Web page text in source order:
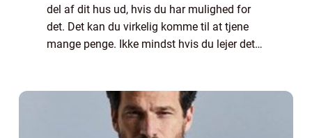
del af dit hus ud, hvis du har mulighed for
det. Det kan du virkelig komme til at tjene
mange penge. Ikke mindst hvis du lejer det